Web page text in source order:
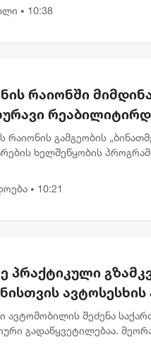
• 10:38
რაიონში
რაიონის გამგეობის
ხელშეწყობის
განხო...
• 10:21
პრაქტიკული
ავტომობილის შეძენა
გადაწყვეტილებაა.